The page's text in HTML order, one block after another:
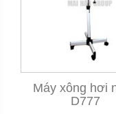
Máy xông hơi
D777